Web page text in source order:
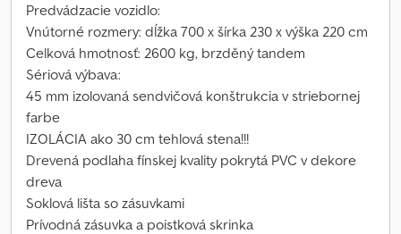
Predvádzacie vozidlo:
Vnútorné rozmery: dĺžka 700 x šírka 230 x výška 220 cm
Celková hmotnosť: 2600 kg, brzděný tandem
Sériová výbava:
45 mm izolovaná sendvičová konštrukcia v striebornej
farbe
IZOLÁCIA ako 30 cm tehlová stena!!!
Drevená podlaha fínskej kvality pokrytá PVC v dekore
dreva
Soklová lišta so zásuvkami
Prívodná zásuvka a poistková skrinka